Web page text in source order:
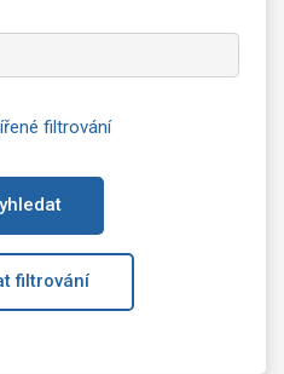
filtrování
filtrování